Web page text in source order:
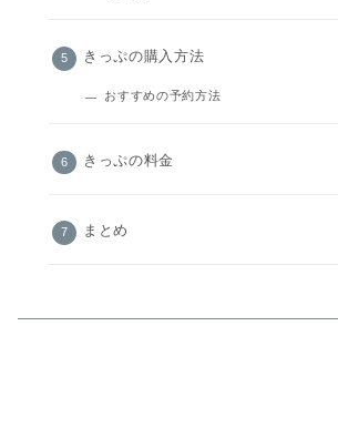
きっぷの購入方法
おすすめの予約方法
きっぷの料金
まとめ